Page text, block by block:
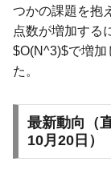
つかの課題を抱
点数が増加する
$O(N^3)$で増加
た。
最新動向（
10月20日）